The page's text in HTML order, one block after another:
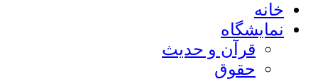
خانه
نمایشگاه
قرآن و حدیث
حقوق